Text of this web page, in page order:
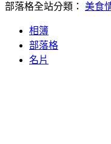
部落格全站分類： 美食
相簿
部落格
名片